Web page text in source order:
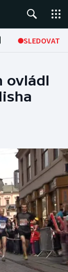
SLEDOVAT
ovládl